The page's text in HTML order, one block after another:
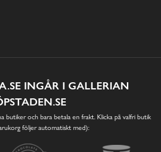
INGÅR I GALLERIAN
butiker och bara betala en frakt. Klicka på valfri butik
följer automatiskt med):